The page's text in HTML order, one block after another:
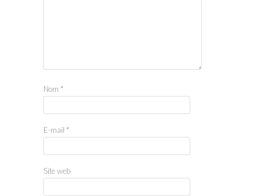
Nom *
E-mail *
Site web